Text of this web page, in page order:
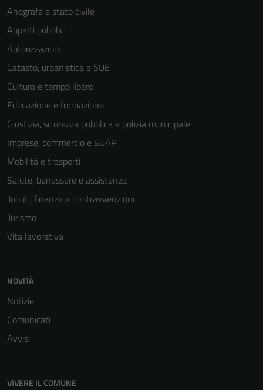
Anagrafe e stato civile
Appalti pubblici
Autorizzazioni
Catasto, urbanistica e SUE
Cultura e tempo libero
Educazione e formazione
Giustizia, sicurezza pubblica e polizia municipale
Imprese, commercio e SUAP
Mobilità e trasporti
Salute, benessere e assistenza
Tributi, finanze e contravvenzioni
Turismo
Vita lavorativa
NOVITÀ
Notizie
Comunicati
Avvisi
VIVERE IL COMUNE